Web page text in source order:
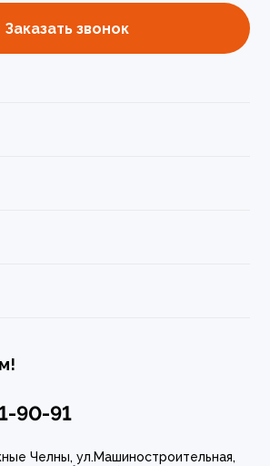
Заказать звонок
90-91
Челны, ул.Машиностроительная,